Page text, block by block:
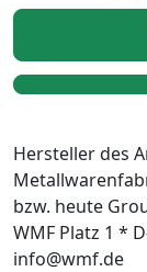
Hersteller des
bzw. heute
WMF Platz 1 *
info@wmf.de